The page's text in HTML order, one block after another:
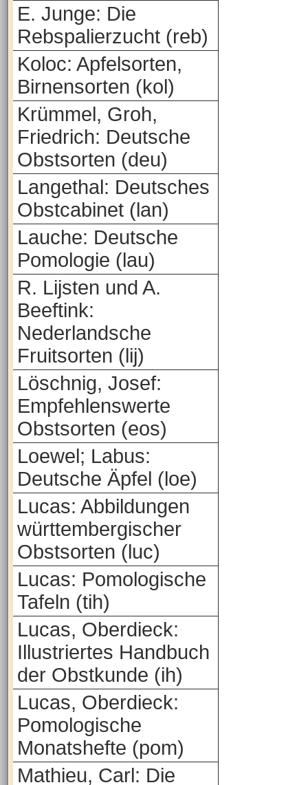
E. Junge: Die
Rebspalierzucht (reb)
Koloc: Apfelsorten,
Birnensorten (kol)
Krümmel, Groh,
Friedrich: Deutsche
Obstsorten (deu)
Langethal: Deutsches
Obstcabinet (lan)
Lauche: Deutsche
Pomologie (lau)
R. Lijsten und A.
Beeftink:
Nederlandsche
Fruitsorten (lij)
Löschnig, Josef:
Empfehlenswerte
Obstsorten (eos)
Loewel; Labus:
Deutsche Äpfel (loe)
Lucas: Abbildungen
württembergischer
Obstsorten (luc)
Lucas: Pomologische
Tafeln (tih)
Lucas, Oberdieck:
Illustriertes Handbuch
der Obstkunde (ih)
Lucas, Oberdieck:
Pomologische
Monatshefte (pom)
Mathieu, Carl: Die